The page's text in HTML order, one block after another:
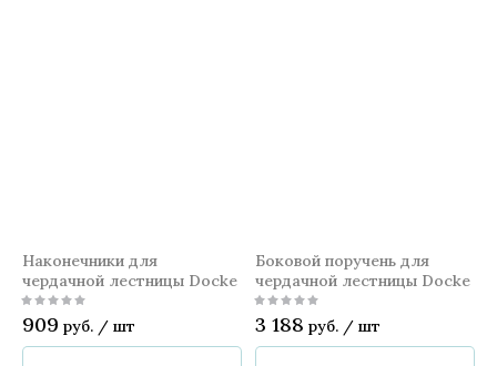
Наконечники для
чердачной лестницы Docke
909 руб. / шт
Боковой поручень для
чердачной лестницы Docke
3 188 руб. / шт